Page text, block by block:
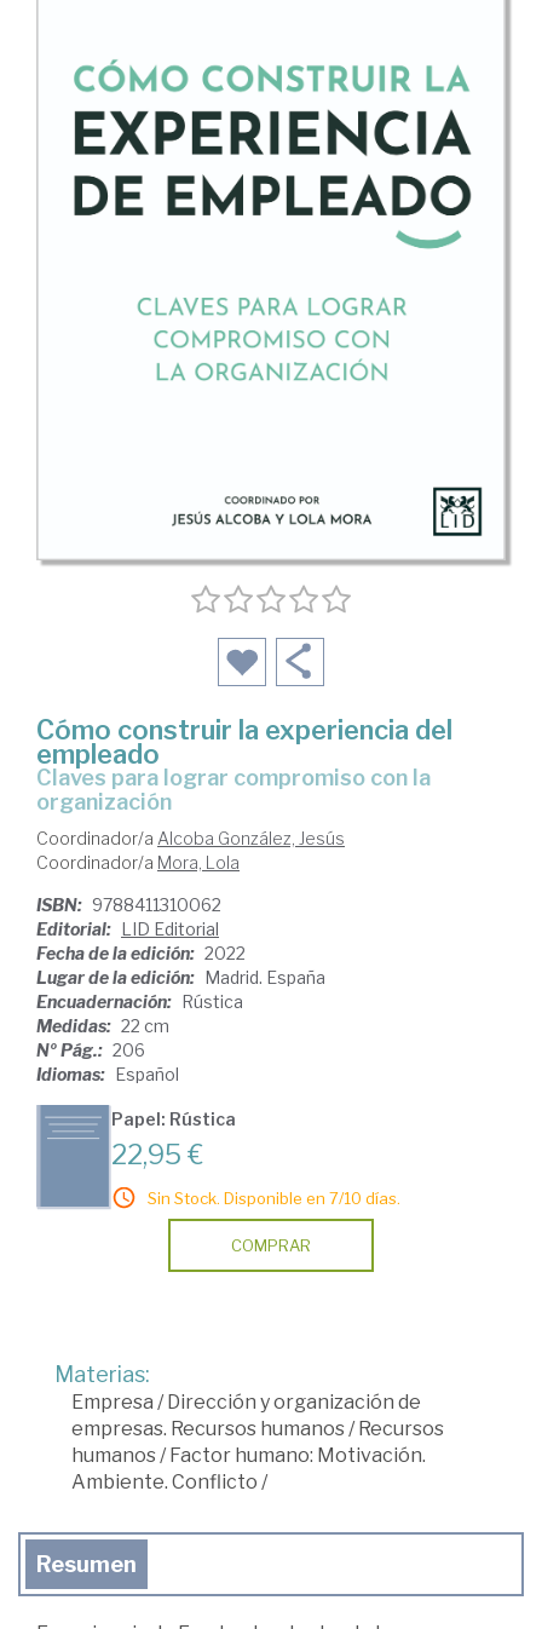
Cómo construir la experiencia del
empleado
claves para lograr compromiso con la
organización
Coordinador/a Alcoba González, Jesús
Coordinador/a Mora, Lola
ISBN: 9788411310062
Editorial: LID Editorial
Fecha de la edición: 2022
Lugar de la edición: Madrid. España
Encuadernación: Rústica
Medidas: 22 cm
Nº Pág.: 206
Idiomas: Español
Papel: Rústica
22,95 €
Sin Stock. Disponible en 7/10 días.
COMPRAR
Materias:
Empresa /Dirección y organización de
empresas. Recursos humanos/Recursos
humanos/Factor humano: Motivación.
Ambiente. Conflicto /
Resumen